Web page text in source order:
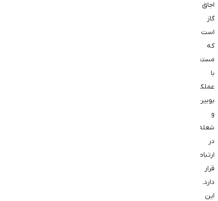
اجاق
گاز
است
که
مستقیماً
با
عملکرد
بوبین
و
شعله
در
ارتباط
قرار
دارد.
این